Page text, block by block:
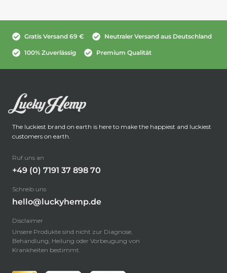
Gratis Versand 69 € Neutraler Versand aus Deutschland
100% Zuverlässig Premium Qualität
The luckiest brand on earth is here to make the happiest and luckiest
customers on earth.
Ruf uns an
+49 (0) 7191 37 898 70
Schreib uns
hello@luckyhemp.de
Disclaimer
Unsere Produkte sind nicht zur Diagnose,
Behandlung, Heilung oder Vorbeugung von
Krankheiten bestimmt.